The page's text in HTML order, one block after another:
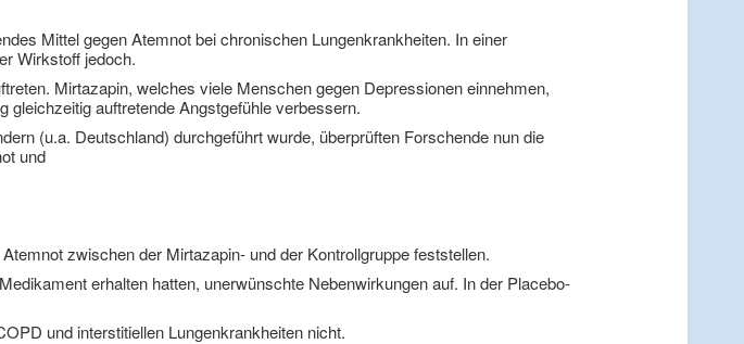
Mittel gegen Atemnot bei chronischen Lungenkrankheiten. In einer
Wirkstoff jedoch.
Mirtazapin, welches viele Menschen gegen Depressionen einnehmen,
gleichzeitig auftretende Angstgefühle verbessern.
(u.a. Deutschland) durchgeführt wurde, überprüften Forschende nun die
und
zwischen der Mirtazapin- und der Kontrollgruppe feststellen.
erhalten hatten, unerwünschte Nebenwirkungen auf. In der Placebo-
und interstitiellen Lungenkrankheiten nicht.